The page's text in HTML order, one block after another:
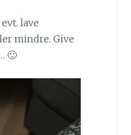
lave
mindre. Give
🙂